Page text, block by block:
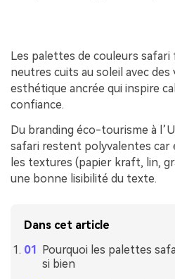
Les palettes de couleurs safari
neutres cuits au soleil avec
esthétique ancrée qui inspire
confiance.
Du branding éco-tourisme à
safari restent polyvalentes car
les textures (papier kraft, lin,
une bonne lisibilité du texte.
Dans cet article
Pourquoi les palettes
si bien